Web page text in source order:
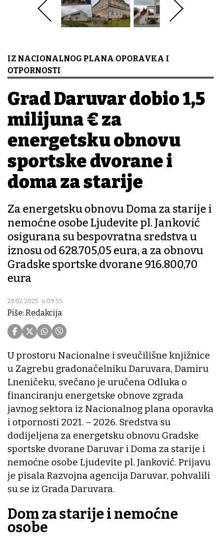
IZ NACIONALNOG PLANA OPORAVKA I
OTPORNOSTI
Grad Daruvar dobio 1,5
milijuna € za
energetsku obnovu
sportske dvorane i
doma za starije
Za energetsku obnovu Doma za starije i
nemoćne osobe Ljudevite pl. Janković
osigurana su bespovratna sredstva u
iznosu od 628.705,05 eura, a za obnovu
Gradske sportske dvorane 916.800,70
eura
28.02.2025. u 09:55
Piše: Redakcija
U prostoru Nacionalne i sveučilišne knjižnice
u Zagrebu gradonačelniku Daruvara, Damiru
Lneničeku, svečano je uručena Odluka o
financiranju energetske obnove zgrada
javnog sektora iz Nacionalnog plana oporavka
i otpornosti 2021. – 2026. Sredstva su
dodijeljena za energetsku obnovu Gradske
sportske dvorane Daruvar i Doma za starije i
nemoćne osobe Ljudevite pl. Janković. Prijavu
je pisala Razvojna agencija Daruvar, pohvalili
su se iz Grada Daruvara.
Dom za starije i nemoćne
osobe